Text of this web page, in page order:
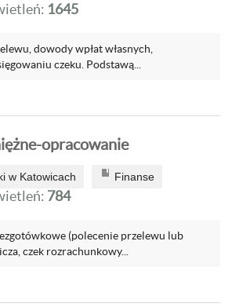
1645
dowody wpłat własnych,
czeku. Podstawą...
opracowanie
w Katowicach Finanse
784
(polecenie przelewu lub
czek rozrachunkowy...